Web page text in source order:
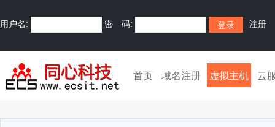
用户名: 密 码: 注册
首页 域名注册 虚拟主机 云